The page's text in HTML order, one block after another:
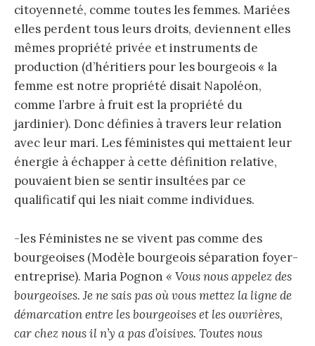
citoyenneté, comme toutes les femmes. Mariées
elles perdent tous leurs droits, deviennent elles
mêmes propriété privée et instruments de
production (d’héritiers pour les bourgeois « la
femme est notre propriété disait Napoléon,
comme l’arbre à fruit est la propriété du
jardinier). Donc définies à travers leur relation
avec leur mari. Les féministes qui mettaient leur
énergie à échapper à cette définition relative,
pouvaient bien se sentir insultées par ce
qualificatif qui les niait comme individues.
-les Féministes ne se vivent pas comme des
bourgeoises (Modèle bourgeois séparation foyer-
entreprise). Maria Pognon « Vous nous appelez des
bourgeoises. Je ne sais pas où vous mettez la ligne de
démarcation entre les bourgeoises et les ouvrières,
car chez nous il n’y a pas d’oisives. Toutes nous